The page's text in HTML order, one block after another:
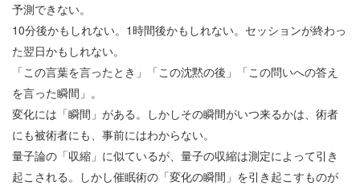
予測できない。
10分後かもしれない。1時間後かもしれない。セッションが終わっ
た翌日かもしれない。
「この言葉を言ったとき」「この沈黙の後」「この問いへの答え
を言った瞬間」。
変化には「瞬間」がある。しかしその瞬間がいつ来るかは、術者
にも被術者にも、事前にはわからない。
量子論の「収縮」に似ているが、量子の収縮は測定によって引き
起こされる。しかし催眠術の「変化の瞬間」を引き起こすものが